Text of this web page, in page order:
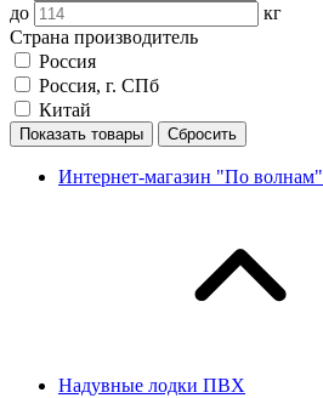
до
кг
Страна производитель
Россия
Россия, г. СПб
Китай
Показать товары Сбросить
Интернет-магазин "По волнам"
Надувные лодки ПВХ